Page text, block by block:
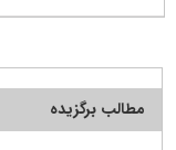
مطالب برگزیده